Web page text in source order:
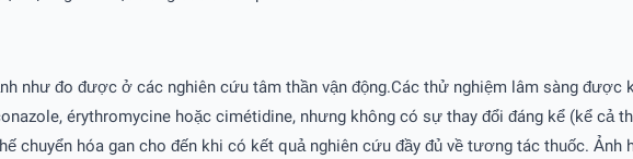
như đo được ở các nghiên cứu tâm thần vận động.Các thử nghiệm lâm sàng được
érythromycine hoặc cimétidine, nhưng không có sự thay đổi đáng kể (kể cả
hóa gan cho đến khi có kết quả nghiên cứu đầy đủ về tương tác thuốc. Ảnh